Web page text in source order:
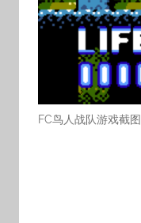
FC鸟人战队游戏截图